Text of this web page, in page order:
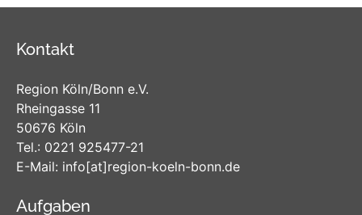
Kontakt
Region Köln/Bonn e.V.
Rheingasse 11
50676 Köln
Tel.: 0221 925477-21
E-Mail: info[at]region-koeln-bonn.de
Aufgaben